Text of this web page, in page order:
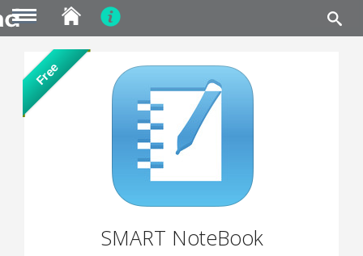
content
Free
SMART NoteBook